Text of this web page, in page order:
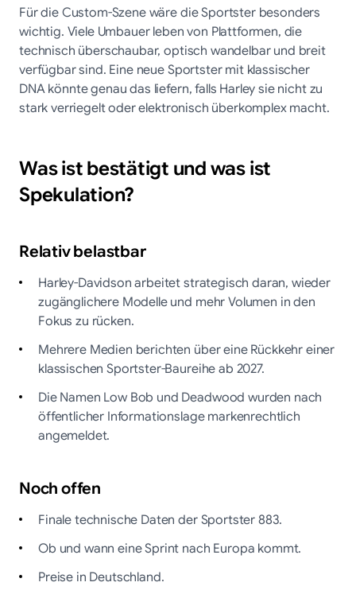
Für die Custom-Szene wäre die Sportster besonders
wichtig. Viele Umbauer leben von Plattformen, die
technisch überschaubar, optisch wandelbar und breit
verfügbar sind. Eine neue Sportster mit klassischer
DNA könnte genau das liefern, falls Harley sie nicht zu
stark verriegelt oder elektronisch überkomplex macht.
Was ist bestätigt und was ist
Spekulation?
Relativ belastbar
Harley-Davidson arbeitet strategisch daran, wieder
zugänglichere Modelle und mehr Volumen in den
Fokus zu rücken.
Mehrere Medien berichten über eine Rückkehr einer
klassischen Sportster-Baureihe ab 2027.
Die Namen Low Bob und Deadwood wurden nach
öffentlicher Informationslage markenrechtlich
angemeldet.
Noch offen
Finale technische Daten der Sportster 883.
Ob und wann eine Sprint nach Europa kommt.
Preise in Deutschland.